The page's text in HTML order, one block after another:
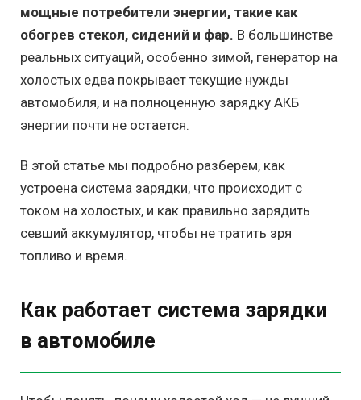
мощные потребители энергии, такие как
обогрев стекол, сидений и фар. В большинстве
реальных ситуаций, особенно зимой, генератор на
холостых едва покрывает текущие нужды
автомобиля, и на полноценную зарядку АКБ
энергии почти не остается.
В этой статье мы подробно разберем, как
устроена система зарядки, что происходит с
током на холостых, и как правильно зарядить
севший аккумулятор, чтобы не тратить зря
топливо и время.
Как работает система зарядки
в автомобиле